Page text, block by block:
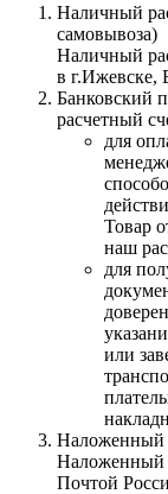
Наличный
самовывоза)
Наличный
в г.Ижевске,
Банковский
расчетный
для
Товар
наш
для
или
Наложенный
Наложенный
Почтой